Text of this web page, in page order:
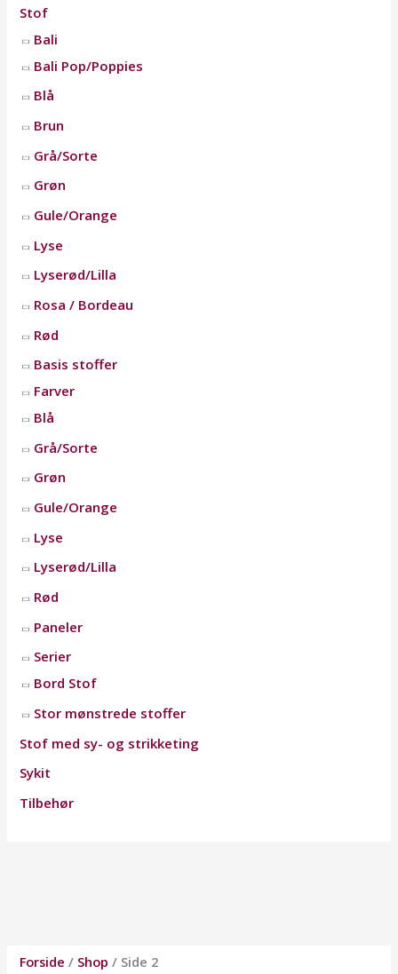
Stof
Bali
Bali Pop/Poppies
Blå
Brun
Grå/Sorte
Grøn
Gule/Orange
Lyse
Lyserød/Lilla
Rosa / Bordeau
Rød
Basis stoffer
Farver
Blå
Grå/Sorte
Grøn
Gule/Orange
Lyse
Lyserød/Lilla
Rød
Paneler
Serier
Bord Stof
Stor mønstrede stoffer
Stof med sy- og strikketing
Sykit
Tilbehør
Forside / Shop / Side 2